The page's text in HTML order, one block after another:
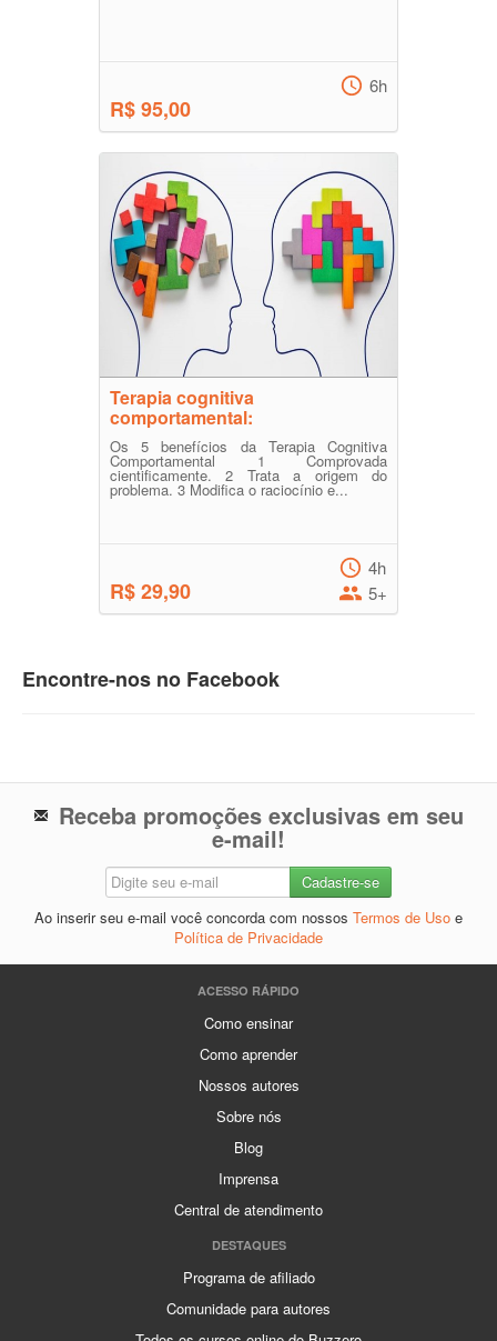
R$ 95,00
6h
Terapia cognitiva
comportamental:
Os 5 benefícios da Terapia Cognitiva
Comportamental 1 Comprovada
cientificamente. 2 Trata a origem do
problema. 3 Modifica o raciocínio e...
R$ 29,90
4h
5+
Encontre-nos no Facebook
Receba promoções exclusivas em seu
e-mail!
Ao inserir seu e-mail você concorda com nossos Termos de Uso e
Política de Privacidade
ACESSO RÁPIDO
Como ensinar
Como aprender
Nossos autores
Sobre nós
Blog
Imprensa
Central de atendimento
DESTAQUES
Programa de afiliado
Comunidade para autores